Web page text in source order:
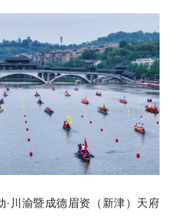
·川渝暨成德眉资（新津）天府